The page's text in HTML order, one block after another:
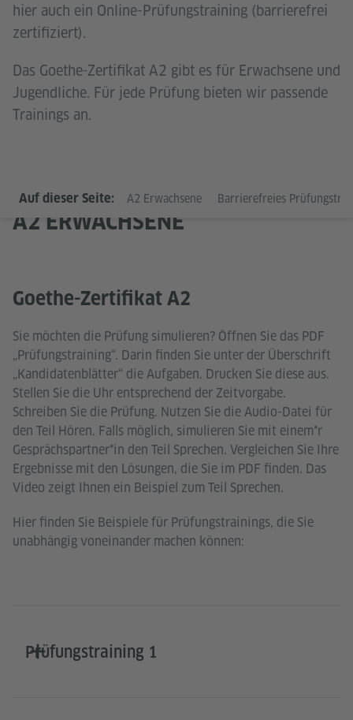
hier auch ein Online-Prüfungstraining (barrierefrei
zertifiziert).
Das Goethe-Zertifikat A2 gibt es für Erwachsene und
Jugendliche. Für jede Prüfung bieten wir passende
Trainings an.
Auf dieser Seite: A2 Erwachsene Barrierefreies
A2 ERWACHSENE
Goethe-Zertifikat A2
Sie möchten die Prüfung simulieren? Öffnen Sie das PDF
„Prüfungstraining“. Darin finden Sie unter der Überschrift
„Kandidatenblätter“ die Aufgaben. Drucken Sie diese aus.
Stellen Sie die Uhr entsprechend der Zeitvorgabe.
Schreiben Sie die Prüfung. Nutzen Sie die Audio-Datei für
den Teil Hören. Falls möglich, simulieren Sie mit einem*r
Gesprächspartner*in den Teil Sprechen. Vergleichen Sie Ihre
Ergebnisse mit den Lösungen, die Sie im PDF finden. Das
Video zeigt Ihnen ein Beispiel zum Teil Sprechen.
Hier finden Sie Beispiele für Prüfungstrainings, die Sie
unabhängig voneinander machen können:
Prüfungstraining 1